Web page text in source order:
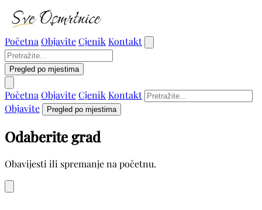
Početna ObjaviteCjenik Kontakt
Pregled po mjestima
Početna ObjaviteCjenik Kontakt
Objavite
Pregled po mjestima
Odaberite grad
Obavijesti ili spremanje na početnu.